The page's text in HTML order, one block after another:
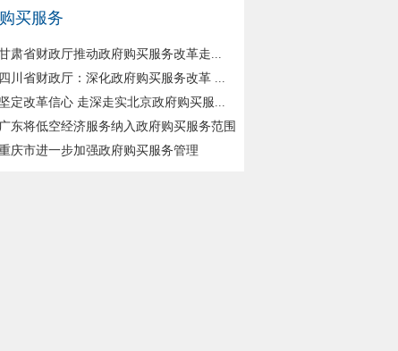
购买服务
肃省财政厅推动政府购买服务改革走...
四川省财政厅：深化政府购买服务改革 ...
坚定改革信心 走深走实北京政府购买服...
广东将低空经济服务纳入政府购买服务范围
庆市进一步加强政府购买服务管理